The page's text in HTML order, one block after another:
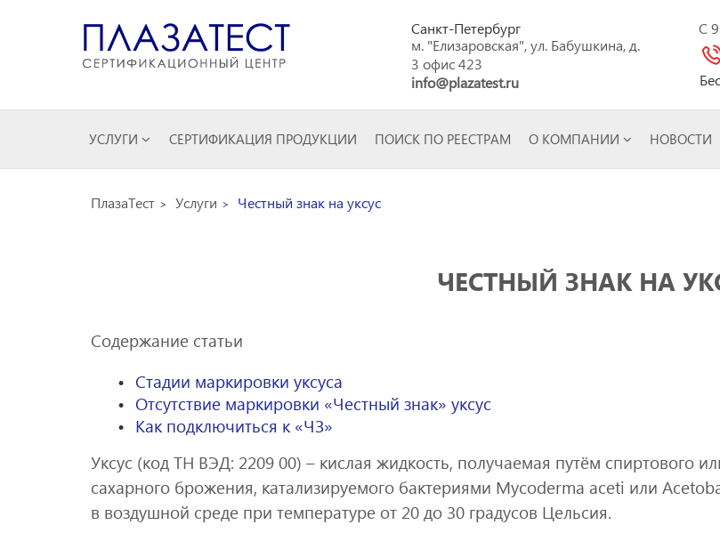
Санкт-Петербург
м. "Елизаровская", ул. Бабушкина, д.
3 офис 423
info@plazatest.ru
C
УСЛУГИ СЕРТИФИКАЦИЯ ПРОДУКЦИИ ПОИСК ПО РЕЕСТРАМ О КОМПАНИИ НОВОСТИ
ПлазаТест Услуги Честный знак на уксус
ЧЕСТНЫЙ ЗНАК НА
Содержание статьи
Стадии маркировки уксуса
Отсутствие маркировки «Честный знак» уксус
Как подключиться к «ЧЗ»
Уксус (код ТН ВЭД: 2209 00) – кислая жидкость, получаемая путём спиртового
сахарного брожения, катализируемого бактериями Mycoderma aceti или
в воздушной среде при температуре от 20 до 30 градусов Цельсия.